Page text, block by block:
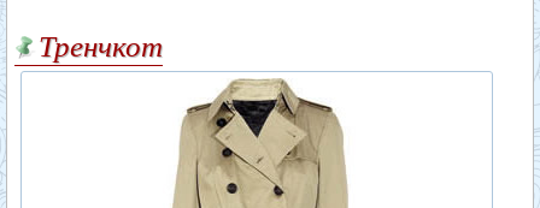
Тренчкот